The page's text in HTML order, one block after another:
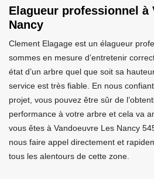
Elagueur professionnel à
Nancy
Clement Elagage est un élagueur
sommes en mesure d’entretenir
état d’un arbre quel que soit sa
service est très fiable. En nous
projet, vous pouvez être sûr de
performance à votre arbre et cela va
vous êtes à Vandoeuvre Les Nancy
nous faire appel directement et
tous les alentours de cette zone.